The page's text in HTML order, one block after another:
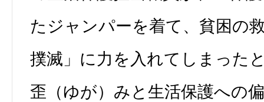
たジャンパーを着て、貧困の
撲滅」に力を入れてしまった
歪（ゆが）みと生活保護への